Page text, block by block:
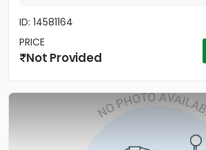
ID: 14581164
PRICE
Not Provided